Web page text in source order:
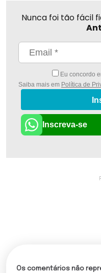
Nunca foi tão fácil
Eu concordo
Saiba mais em Política de
Inscreva-se
Os comentários não